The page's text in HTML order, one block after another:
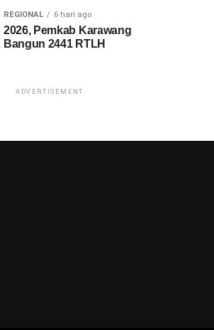
REGIONAL 6 hari ago
2026, Pemkab Karawang
Bangun 2441 RTLH
ADVERTISEMENT